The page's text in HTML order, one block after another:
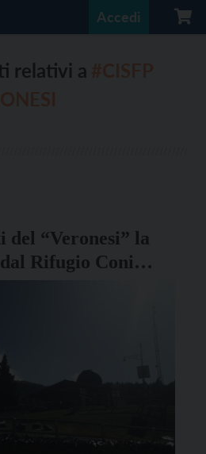
Accedi
relativi a
del “Veronesi” la
Rifugio Coni